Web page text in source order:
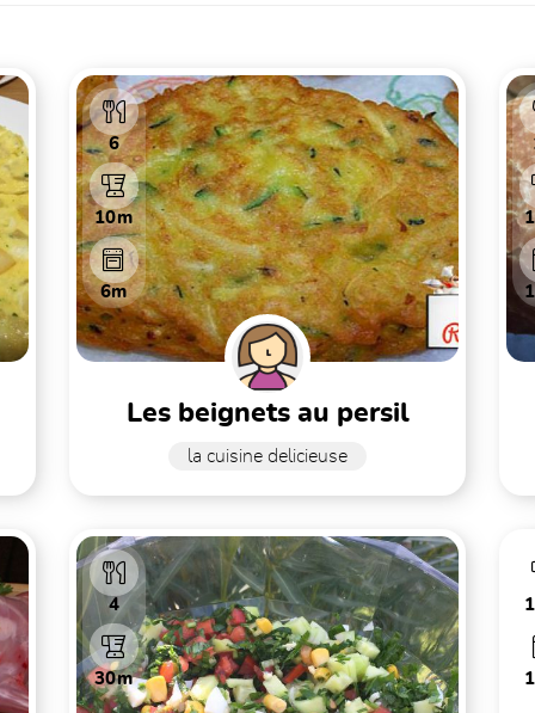
6
10m
6m
les beignets au persil
la cuisine delicieuse
4
30m